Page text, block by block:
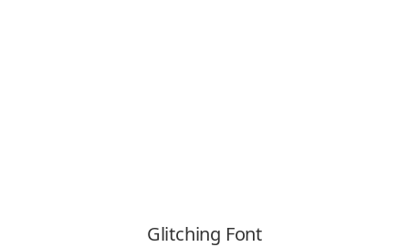
Glitching Font